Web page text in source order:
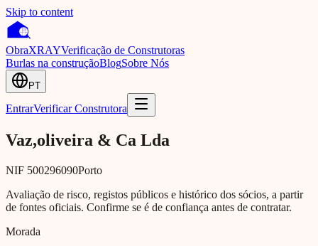
Skip to content
ObraXRAYVerificação de Construtoras
Burlas na construçãoBlogSobre Nós
PT
EntrarVerificar Construtora
Vaz,oliveira & Ca Lda
NIF 500296090Porto
Avaliação de risco, registos públicos e histórico dos sócios, a partir
de fontes oficiais. Confirme se é de confiança antes de contratar.
Morada